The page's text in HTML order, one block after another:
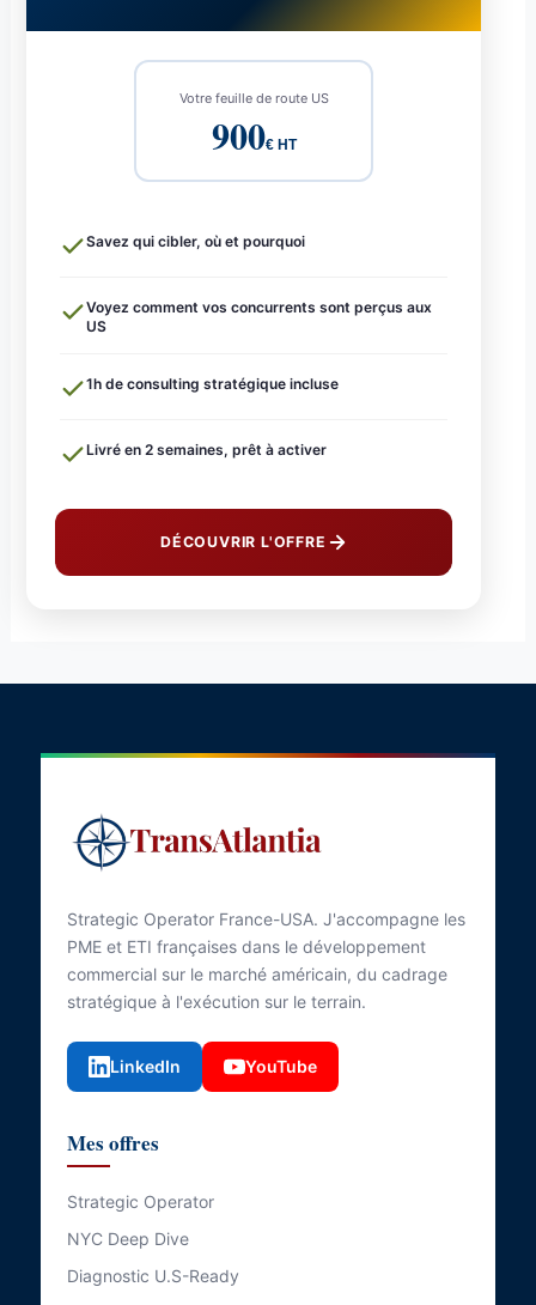
Votre feuille de route US
900€ HT
Savez qui cibler, où et pourquoi
Voyez comment vos concurrents sont perçus aux
US
1h de consulting stratégique incluse
Livré en 2 semaines, prêt à activer
DÉCOUVRIR L'OFFRE
Strategic Operator France-USA. J'accompagne les
PME et ETI françaises dans le développement
commercial sur le marché américain, du cadrage
stratégique à l'exécution sur le terrain.
LinkedIn YouTube
Mes offres
Strategic Operator
NYC Deep Dive
Diagnostic U.S-Ready